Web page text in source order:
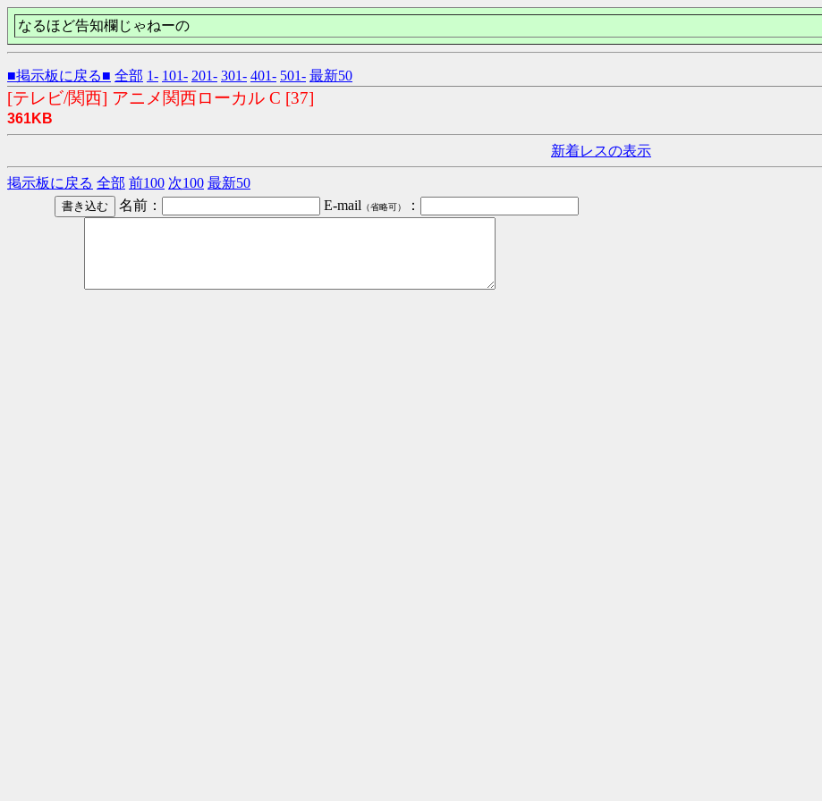
なるほど告知欄じゃねーの
■掲示板に戻る■ 全部 1- 101- 201- 301- 401- 501- 最新50
[テレビ/関西] アニメ関西ローカル C [37]
361KB
新着レスの表示
掲示板に戻る 全部 前100 次100 最新50
名前：
E-mail （省略可） ：